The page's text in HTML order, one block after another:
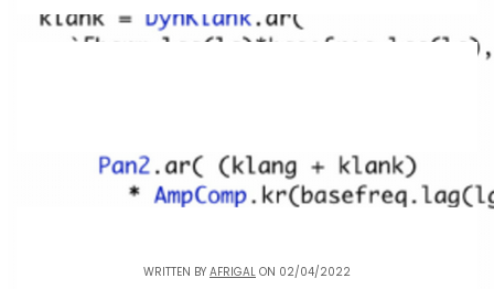
WRITTEN BY AFRIGAL ON 02/04/2022